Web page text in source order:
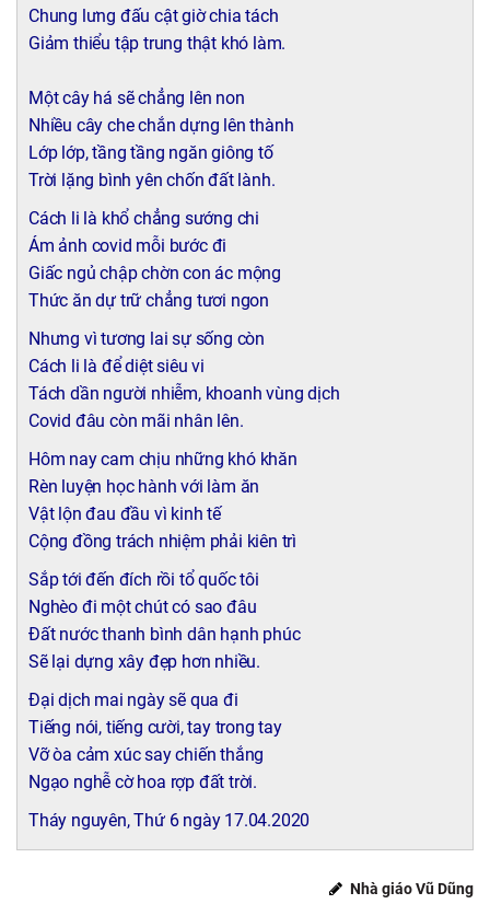
Chung lưng đấu cật giờ chia tách
Giảm thiểu tập trung thật khó làm.
Một cây há sẽ chẳng lên non
Nhiều cây che chắn dựng lên thành
Lớp lớp, tầng tầng ngăn giông tố
Trời lặng bình yên chốn đất lành.
Cách li là khổ chẳng sướng chi
Ám ảnh covid mỗi bước đi
Giấc ngủ chập chờn con ác mộng
Thức ăn dự trữ chẳng tươi ngon
Nhưng vì tương lai sự sống còn
Cách li là để diệt siêu vi
Tách dần người nhiễm, khoanh vùng dịch
Covid đâu còn mãi nhân lên.
Hôm nay cam chịu những khó khăn
Rèn luyện học hành với làm ăn
Vật lộn đau đầu vì kinh tế
Cộng đồng trách nhiệm phải kiên trì
Sắp tới đến đích rồi tổ quốc tôi
Nghèo đi một chút có sao đâu
Đất nước thanh bình dân hạnh phúc
Sẽ lại dựng xây đẹp hơn nhiều.
Đại dịch mai ngày sẽ qua đi
Tiếng nói, tiếng cười, tay trong tay
Vỡ òa cảm xúc say chiến thắng
Ngạo nghễ cờ hoa rợp đất trời.
Tháy nguyên, Thứ 6 ngày 17.04.2020
Nhà giáo Vũ Dũng